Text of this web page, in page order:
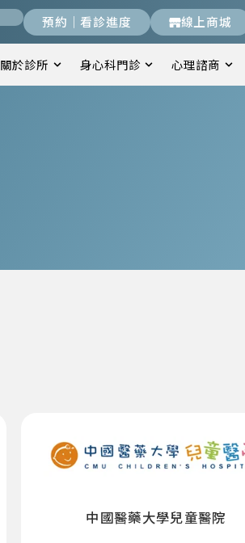
預約｜看診進度 線上商城
關於診所 身心科門診 心理諮商
中國醫藥大學兒童醫院